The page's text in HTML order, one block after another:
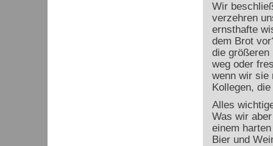
Wir
verzehren
ernsthafte
dem Brot
die größeren
weg oder
wenn wir sie
Kollegen,
Alles
Was wir
einem
Bier und